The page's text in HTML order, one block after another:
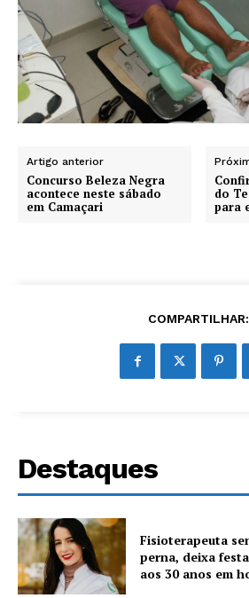
Artigo anterior
Concurso Beleza Negra
acontece neste sábado
em Camaçari
do
para
COMPARTILHAR:
Destaques
Fisioterapeuta
perna, deixa
aos 30 anos em